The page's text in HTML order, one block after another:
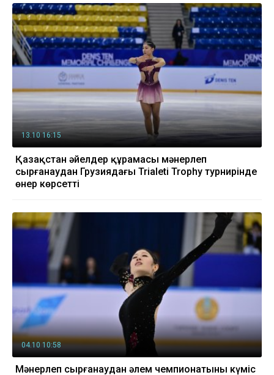
13.10 16:15
Қазақстан әйелдер құрамасы мәнерлеп
сырғанаудан Грузиядағы Trialeti Trophy турнирінде
өнер көрсетті
04.10 10:58
Мәнерлеп сырғанаудан әлем чемпионатының күміс